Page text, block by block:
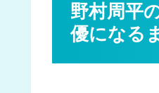
野村周平
優になる